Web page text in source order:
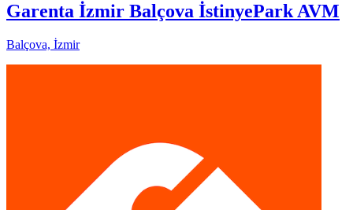
Garenta İzmir Balçova İstinyePark AVM
Balçova, İzmir